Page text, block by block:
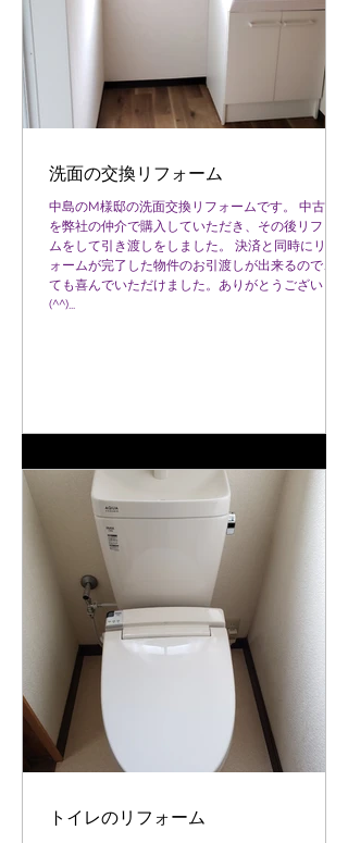
洗面の交換リフォーム
中島のM様邸の洗面交換リフォームです。 中古住宅
を弊社の仲介で購入していただき、その後リフォー
ムをして引き渡しをしました。 決済と同時にリフ
ォームが完了した物件のお引渡しが出来るので、と
ても喜んでいただけました。ありがとうございます
(^^)...
トイレのリフォーム